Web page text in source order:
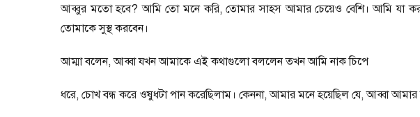
আব্বুর মতো হবে?আমি তো মনে করি,তোমার সাহস আমার চেয়েও বেশি। আমি যা
তোমাকে সুস্থ করবেন।
আম্মা বলেন,আব্বা যখন আমাকে এই কথাগুলো বললেন তখন আমি নাক চিপে
ধরে, চোখ বন্ধ করে ওষুধটা পান করেছিলাম। কেননা,আমার মনে হয়েছিল যে,আব্বা আমার